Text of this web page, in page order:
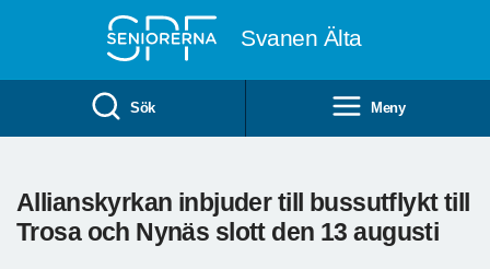
Svanen Älta
Sök Meny
Allianskyrkan inbjuder till bussutflykt till
Trosa och Nynäs slott den 13 augusti